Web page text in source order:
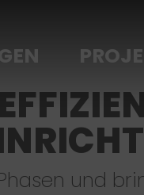
und